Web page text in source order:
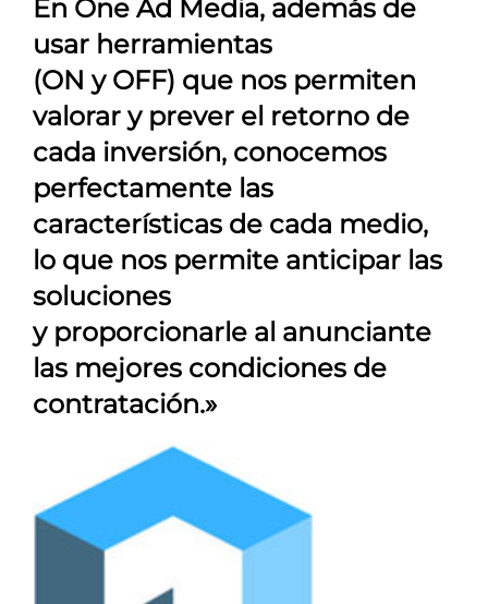
En One Ad Media, además de
usar herramientas
(ON y OFF) que nos permiten
valorar y prever el retorno de
cada inversión, conocemos
perfectamente las
características de cada medio,
lo que nos permite anticipar las
soluciones
y proporcionarle al anunciante
las mejores condiciones de
contratación.»